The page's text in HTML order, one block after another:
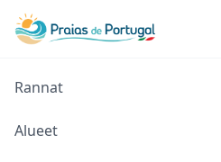
Rannat
Alueet